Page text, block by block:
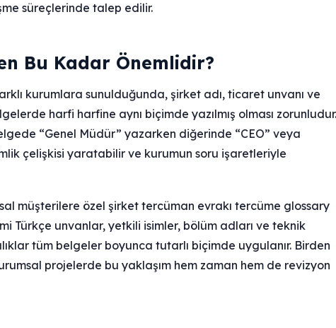
süreçlerinde talep edilir.
Bu Kadar Önemlidir?
kurumlara sunulduğunda, şirket adı, ticaret unvanı ve
harfi harfine aynı biçimde yazılmış olması zorunludur.
“Genel Müdür” yazarken diğerinde “CEO” veya
çelişkisi yaratabilir ve kurumun soru işaretleriyle
müşterilere özel şirket tercüman evrakı tercüme glossary
Türkçe unvanlar, yetkili isimler, bölüm adları ve teknik
tüm belgeler boyunca tutarlı biçimde uygulanır. Birden
projelerde bu yaklaşım hem zaman hem de revizyon